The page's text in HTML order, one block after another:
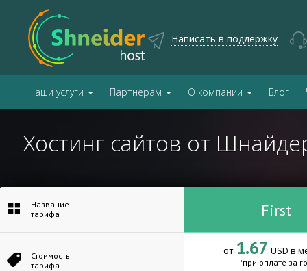
Написать в поддержку
Наши услуги Партнерам О компании Блог
Хостинг сайтов от
Название
тарифа
First
Стоимость
тарифа
от 1.67 USD в
*при оплате за